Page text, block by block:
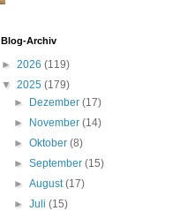
Blog-Archiv
► 2026 (119)
▼ 2025 (179)
►
Dezember(17)
►
November(14)
►Oktober(8)
►September(15)
►August(17)
►Juli(15)